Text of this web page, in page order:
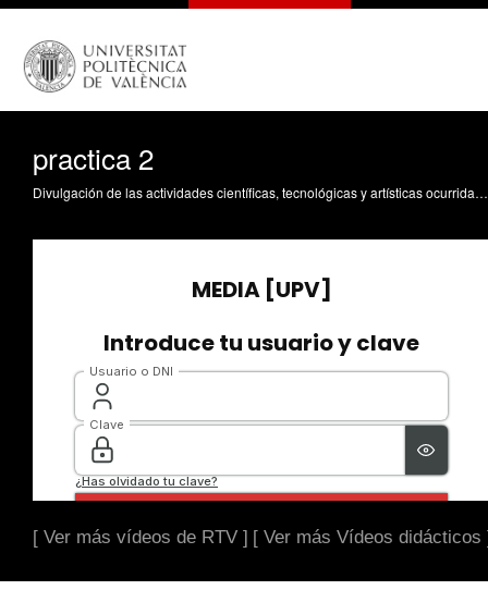
practica 2
Divulgación de las actividades científicas, tecnológicas y artísticas ocurridas en los tres campus de la UPV
[ Ver más vídeos de RTV ] [ Ver más Vídeos didácticos